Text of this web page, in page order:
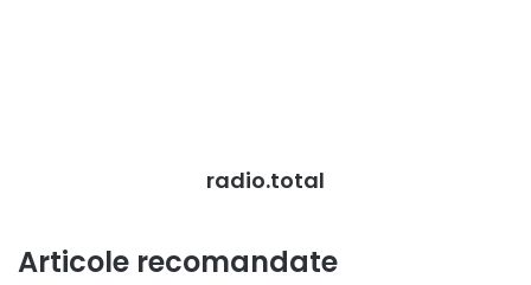
radio.total
Articole recomandate